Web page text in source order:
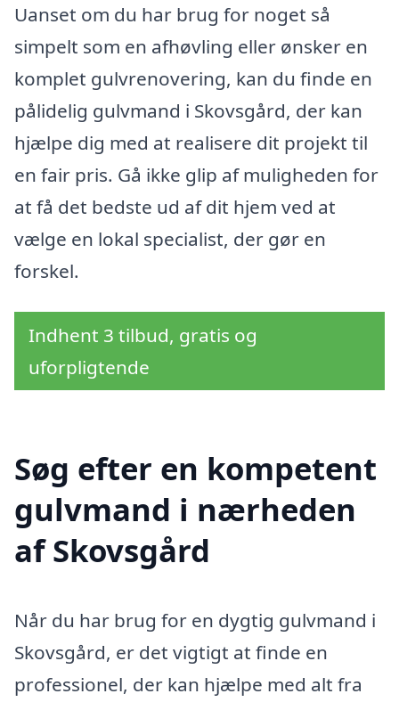
Uanset om du har brug for noget så
simpelt som en afhøvling eller ønsker en
komplet gulvrenovering, kan du finde en
pålidelig gulvmand i Skovsgård, der kan
hjælpe dig med at realisere dit projekt til
en fair pris. Gå ikke glip af muligheden for
at få det bedste ud af dit hjem ved at
vælge en lokal specialist, der gør en
forskel.
Indhent 3 tilbud, gratis og
uforpligtende
Søg efter en kompetent
gulvmand i nærheden
af Skovsgård
Når du har brug for en dygtig gulvmand i
Skovsgård, er det vigtigt at finde en
professionel, der kan hjælpe med alt fra